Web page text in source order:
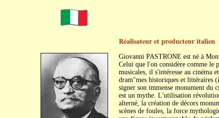
Réalisateur et producteur italien
Giovanni PASTRONE est né à
Celui que l'on considère comme le
musicales, il s'intéresse au
dram"mes historiques et littéraires (
signer son immense monument du
est un mythe. L'utilisation
alterné, la création de décors
scènes de foules, la force